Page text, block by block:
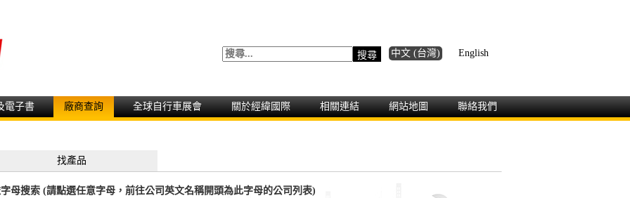
中文 (台灣) English
電子書 廠商查詢 全球自行車展會 關於經緯國際 相關連結 網站地圖 聯絡我們
找產品
母搜索 (請點選任意字母，前往公司英文名稱開頭為此字母的公司列表)